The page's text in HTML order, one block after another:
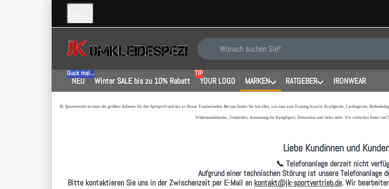
Geben Sie einen Suchbegriff ein. Während Sie tippen,
NEU
Guck mal...
Winter SALE bis zu 10% Rabatt YOUR LOGO
TIP
MARKEN RATGEBER IRONWEAR
JK Sportvertrieb ist einer der größten Anbieter für den Sportprofi und den zu Hause Trainierenden. Bei uns finden Sie fast alles, was man zum Training braucht: Kraftgeräte, Cardiogeräte,
Widerstandsbänder, Umkleiden, Ausstattung für Kampfsport, Dekoration und vieles mehr. Wir wünschen Ihnen viel
Liebe Kundinnen und
📞 Telefonanlage derzeit nicht
Aufgrund einer technischen Störung ist unsere Telefonanlage
Bitte kontaktieren Sie uns in der Zwischenzeit per E-Mail an kontakt@jk-sportvertrieb.de. Wir